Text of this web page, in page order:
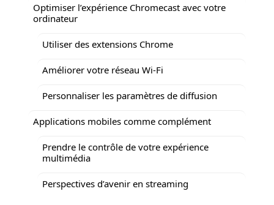
Optimiser l’expérience Chromecast avec votre
ordinateur
Utiliser des extensions Chrome
Améliorer votre réseau Wi-Fi
Personnaliser les paramètres de diffusion
Applications mobiles comme complément
Prendre le contrôle de votre expérience
multimédia
Perspectives d’avenir en streaming